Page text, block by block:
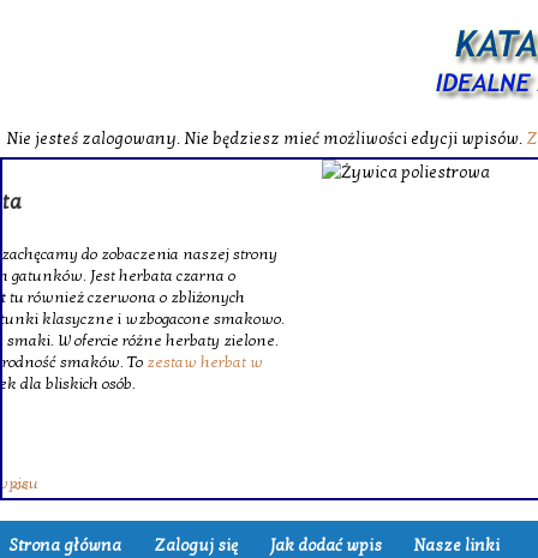
Nie jesteś zalogowany. Nie będziesz mieć możliwości edycji wpisów.
Strona główna Zaloguj się Jak dodać wpis Nasze linki